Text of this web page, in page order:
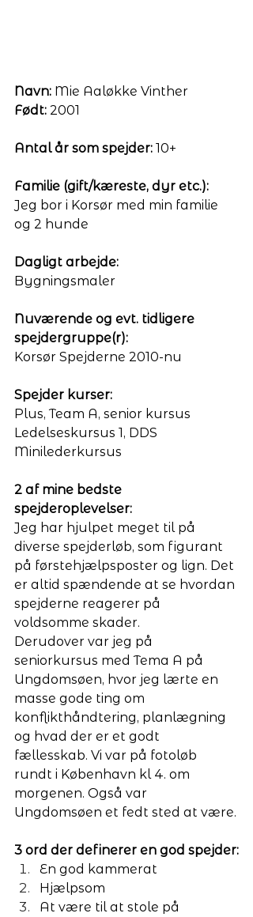
Navn: Mie Aaløkke Vinther
Født: 2001
Antal år som spejder: 10+
Familie (gift/kæreste, dyr etc.):
Jeg bor i Korsør med min familie
og 2 hunde
Dagligt arbejde:
Bygningsmaler
Nuværende og evt. tidligere
spejdergruppe(r):
Korsør Spejderne 2010-nu
Spejder kurser:
Plus, Team A, senior kursus
Ledelseskursus 1, DDS
Minilederkursus
2 af mine bedste
spejderoplevelser:
Jeg har hjulpet meget til på
diverse spejderløb, som figurant
på førstehjælpsposter og lign. Det
er altid spændende at se hvordan
spejderne reagerer på
voldsomme skader.
Derudover var jeg på
seniorkursus med Tema A på
Ungdomsøen, hvor jeg lærte en
masse gode ting om
konflikthåndtering, planlægning
og hvad der er et godt
fællesskab. Vi var på fotoløb
rundt i København kl 4. om
morgenen. Også var
Ungdomsøen et fedt sted at være.
3 ord der definerer en god spejder:
En god kammerat
Hjælpsom
At være til at stole på